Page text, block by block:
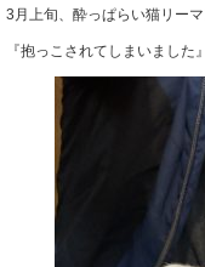
3月上旬、酔っぱらい猫リーマ
『抱っこされてしまいました』